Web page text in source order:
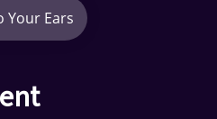
Your Ears